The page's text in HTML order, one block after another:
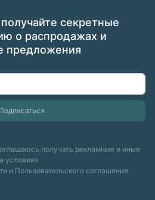
секретные
о распродажах и
предложения
получать рекламные и иные
условиях
и Пользовательского соглашения